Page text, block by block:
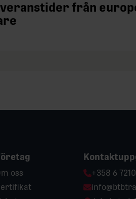
från
oss
Phone:
+358 6
Email: